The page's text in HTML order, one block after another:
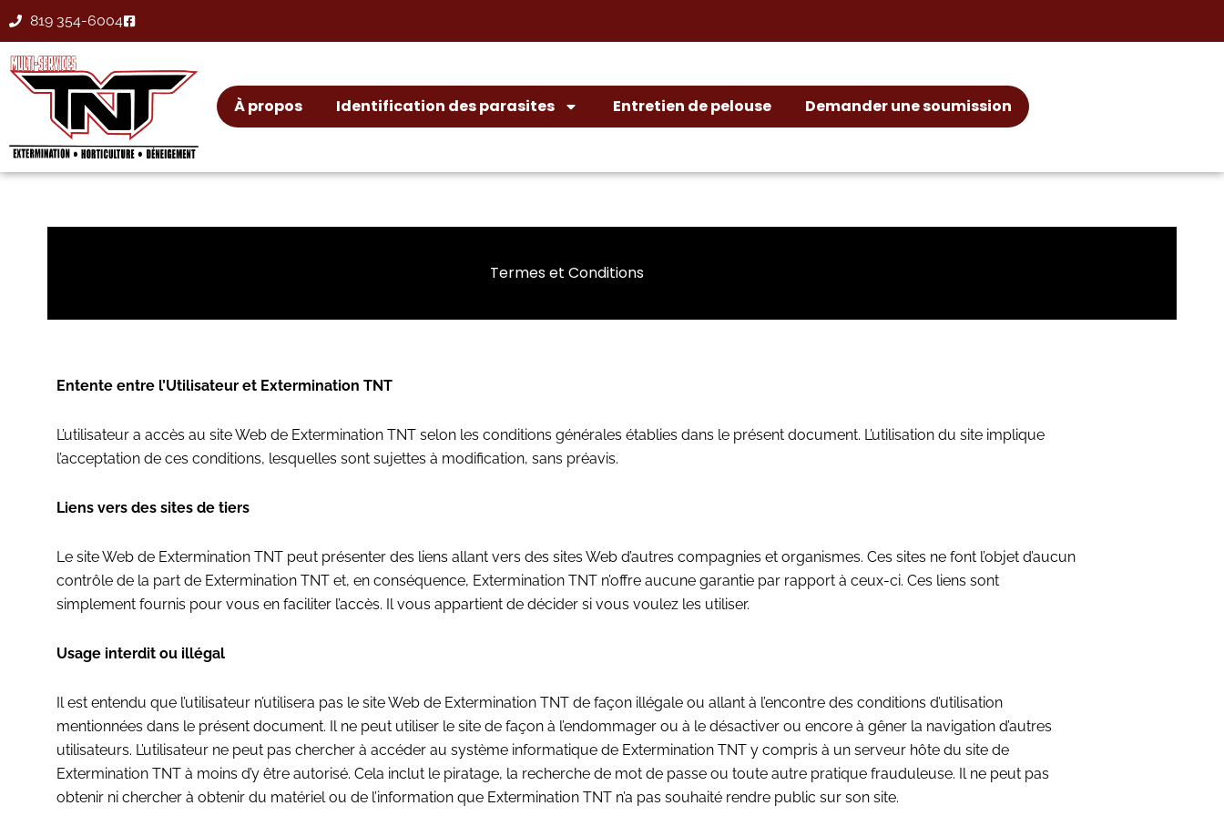
Aller
contenu
819 354-6004
À propos Identification des parasites Entretien de pelouse Demander une soumission
Termes et Conditions
Entente entre l’Utilisateur et Extermination TNT
L’utilisateur a accès au site Web de Extermination TNT selon les conditions générales établies dans le présent document. L’utilisation du site implique
l’acceptation de ces conditions, lesquelles sont sujettes à modification, sans préavis.
Liens vers des sites de tiers
Le site Web de Extermination TNT peut présenter des liens allant vers des sites Web d’autres compagnies et organismes. Ces sites ne font l’objet d’aucun
contrôle de la part de Extermination TNT et, en conséquence, Extermination TNT n’offre aucune garantie par rapport à ceux-ci. Ces liens sont
simplement fournis pour vous en faciliter l’accès. Il vous appartient de décider si vous voulez les utiliser.
Usage interdit ou illégal
Il est entendu que l’utilisateur n’utilisera pas le site Web de Extermination TNT de façon illégale ou allant à l’encontre des conditions d’utilisation
mentionnées dans le présent document. Il ne peut utiliser le site de façon à l’endommager ou à le désactiver ou encore à gêner la navigation d’autres
utilisateurs. L’utilisateur ne peut pas chercher à accéder au système informatique de Extermination TNT y compris à un serveur hôte du site de
Extermination TNT à moins d’y être autorisé. Cela inclut le piratage, la recherche de mot de passe ou toute autre pratique frauduleuse. Il ne peut pas
obtenir ni chercher à obtenir du matériel ou de l’information que Extermination TNT n’a pas souhaité rendre public sur son site.